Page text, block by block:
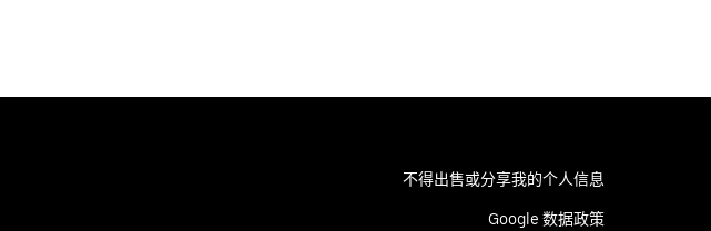
不得出售或分享我的个人信息
Google 数据政策